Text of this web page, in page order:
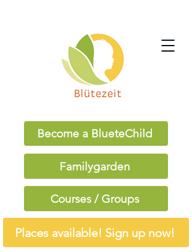
Become a BlueteChild
Familygarden
Courses / Groups
Places available! Sign up now!